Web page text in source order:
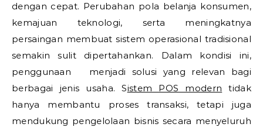
dengan cepat. Perubahan pola belanja konsumen,
kemajuan teknologi, serta meningkatnya
persaingan membuat sistem operasional tradisional
semakin sulit dipertahankan. Dalam kondisi ini,
penggunaan
menjadi solusi yang relevan bagi
berbagai jenis usaha. Sistem POS modern tidak
hanya membantu proses transaksi, tetapi juga
mendukung pengelolaan bisnis secara menyeluruh